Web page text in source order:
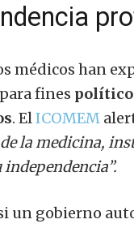
médicos han
fines
. ElICOMEM
la medicina,
independencia”.
un gobierno